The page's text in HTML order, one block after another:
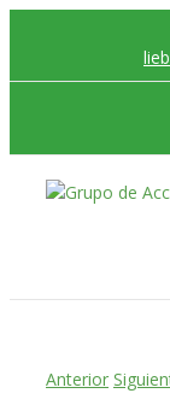
Anterior